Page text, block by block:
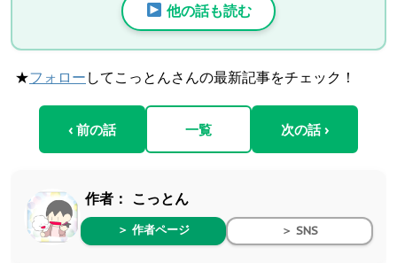
他の話も読む
★フォロー してこっとんさんの最新記事をチェック！
‹ 前の話 一覧 次の話 ›
作者： こっとん
＞ 作者ページ ＞ SNS